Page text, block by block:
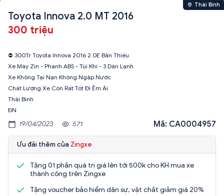
Thái Bình
Toyota Innova 2.0 MT 2016
300 triệu
⛔ 300Tr Toyota Innova 2016 2.0E Bản Thiếu
Xe Máy Zin - Phanh ABS - Túi Khí - 3 Dàn Lạnh
Xe Không Tại Nạn Không Ngập Nước
Chất Lượng Xe Còn Rất Tốt Đi Êm Ái
Thái Bình
ĐN
19/04/2023 571 Mã: CA0004957
Ưu đãi thêm của Zingxe
Tặng 01 phần quà trị giá lên tới 500k cho KH mua xe
thành công trên Zingxe
Tặng voucher bảo hiểm dân sự, vật chất giảm giá 20%